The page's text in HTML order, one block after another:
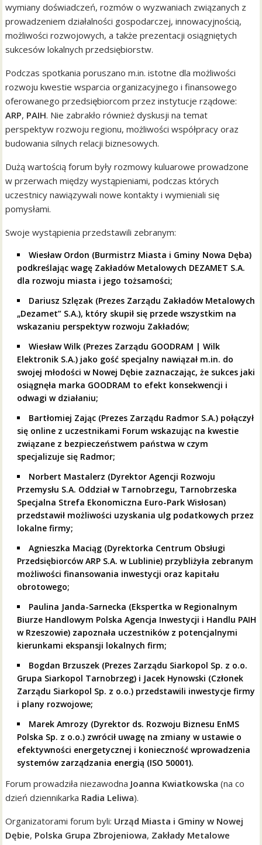
wymiany doświadczeń, rozmów o wyzwaniach związanych z
prowadzeniem działalności gospodarczej, innowacyjnością,
możliwości rozwojowych, a także prezentacji osiągniętych
sukcesów lokalnych przedsiębiorstw.
Podczas spotkania poruszano m.in. istotne dla możliwości
rozwoju kwestie wsparcia organizacyjnego i finansowego
oferowanego przedsiębiorcom przez instytucje rządowe:
ARP, PAIH. Nie zabrakło również dyskusji na temat
perspektyw rozwoju regionu, możliwości współpracy oraz
budowania silnych relacji biznesowych.
Dużą wartością forum były rozmowy kuluarowe prowadzone
w przerwach między wystąpieniami, podczas których
uczestnicy nawiązywali nowe kontakty i wymieniali się
pomysłami.
Swoje wystąpienia przedstawili zebranym:
Wiesław Ordon (Burmistrz Miasta i Gminy Nowa Dęba)
podkreślając wagę Zakładów Metalowych DEZAMET S.A.
dla rozwoju miasta i jego tożsamości;
Dariusz Szlęzak (Prezes Zarządu Zakładów Metalowych
„Dezamet” S.A.), który skupił się przede wszystkim na
wskazaniu perspektyw rozwoju Zakładów;
Wiesław Wilk (Prezes Zarządu GOODRAM | Wilk
Elektronik S.A.) jako gość specjalny nawiązał m.in. do
swojej młodości w Nowej Dębie zaznaczając, że sukces jaki
osiągnęła marka GOODRAM to efekt konsekwencji i
odwagi w działaniu;
Bartłomiej Zając (Prezes Zarządu Radmor S.A.) połączył
się online z uczestnikami Forum wskazując na kwestie
związane z bezpieczeństwem państwa w czym
specjalizuje się Radmor;
Norbert Mastalerz (Dyrektor Agencji Rozwoju
Przemysłu S.A. Oddział w Tarnobrzegu, Tarnobrzeska
Specjalna Strefa Ekonomiczna Euro-Park Wisłosan)
przedstawił możliwości uzyskania ulg podatkowych przez
lokalne firmy;
Agnieszka Maciąg (Dyrektorka Centrum Obsługi
Przedsiębiorców ARP S.A. w Lublinie) przybliżyła zebranym
możliwości finansowania inwestycji oraz kapitału
obrotowego;
Paulina Janda-Sarnecka (Ekspertka w Regionalnym
Biurze Handlowym Polska Agencja Inwestycji i Handlu PAIH
w Rzeszowie) zapoznała uczestników z potencjalnymi
kierunkami ekspansji lokalnych firm;
Bogdan Brzuszek (Prezes Zarządu Siarkopol Sp. z o.o.
Grupa Siarkopol Tarnobrzeg) i Jacek Hynowski (Członek
Zarządu Siarkopol Sp. z o.o.) przedstawili inwestycje firmy
i plany rozwojowe;
Marek Amrozy (Dyrektor ds. Rozwoju Biznesu EnMS
Polska Sp. z o.o.) zwrócił uwagę na zmiany w ustawie o
efektywności energetycznej i konieczność wprowadzenia
systemów zarządzania energią (ISO 50001).
Forum prowadziła niezawodna Joanna Kwiatkowska (na co
dzień dziennikarka Radia Leliwa).
Organizatorami forum byli: Urząd Miasta i Gminy w Nowej
Dębie, Polska Grupa Zbrojeniowa, Zakłady Metalowe